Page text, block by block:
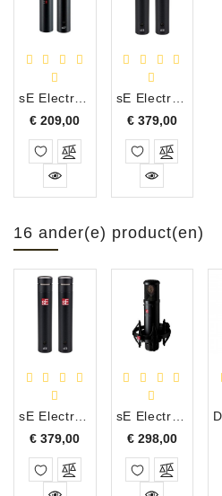
€ 209,00Prijs
€ 379,00Prijs
16 ander(e) product(en)
€ 379,00Prijs
€ 298,00Prijs